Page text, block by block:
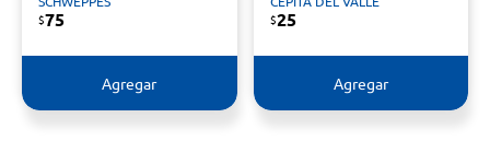
$75
Agregar
$25
Agregar